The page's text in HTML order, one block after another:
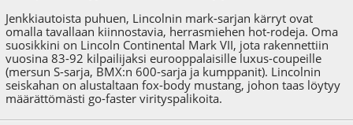
Jenkkiautoista puhuen, Lincolnin mark-sarjan kärryt ovat
omalla tavallaan kiinnostavia, herrasmiehen hot-rodeja. Oma
suosikkini on Lincoln Continental Mark VII, jota rakennettiin
vuosina 83-92 kilpailijaksi eurooppalaisille luxus-coupeille
(mersun S-sarja, BMX:n 600-sarja ja kumppanit). Lincolnin
seiskahan on alustaltaan fox-body mustang, johon taas löytyy
määrättömästi go-faster virityspalikoita.